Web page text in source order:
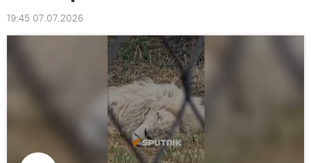
19:45 07.07.2026